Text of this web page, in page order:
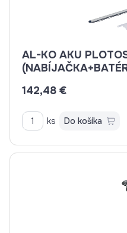
AL-KO AKU
142,48 €
ks Do košíka